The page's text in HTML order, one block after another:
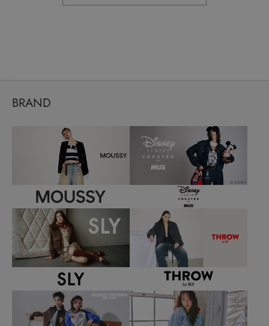
BRAND